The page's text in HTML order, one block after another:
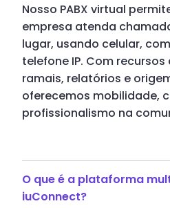
Nosso PABX virtual
empresa atenda
lugar, usando celular,
telefone IP. Com
ramais, relatórios e
oferecemos mobilidade,
profissionalismo na
O que é a plataforma
iuConnect?